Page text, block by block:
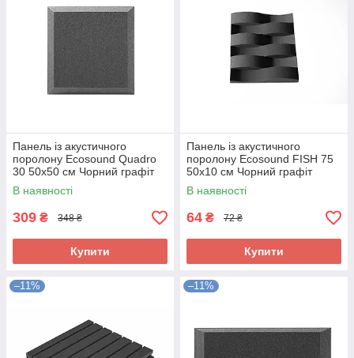
Панель із акустичного
поролону Ecosound Quadro
30 50х50 см Чорний графіт
В наявності
309 ₴ 348 ₴
Купити
Панель із акустичного
поролону Ecosound FISH 75
50х10 см Чорний графіт
В наявності
64 ₴ 72 ₴
Купити
–11% –11%